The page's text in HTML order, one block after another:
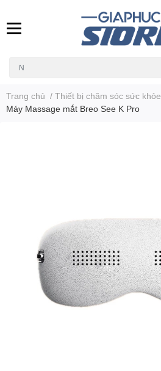
Trang chủ / Thiết bị chăm sóc sức khỏe
Máy Massage mắt Breo See K Pro